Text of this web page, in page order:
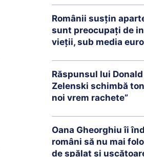
Românii susțin
sunt preocupați de
vieții, sub media
Răspunsul lui
Zelenski schimbă
noi vrem rachete”
Oana Gheorghiu îi
români să nu mai
de spălat și